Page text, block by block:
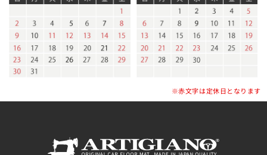
※赤文字は定休日となります